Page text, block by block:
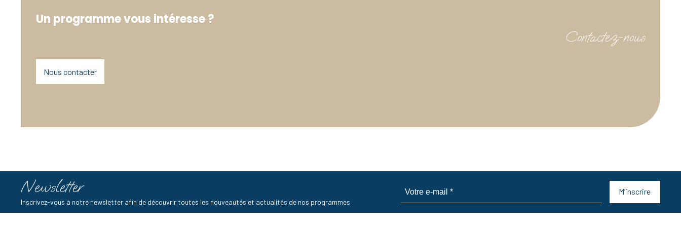
Un programme vous intéresse ?
Contactez-nous
Nous contacter
Newsletter
Inscrivez-vous à notre newsletter afin de découvrir toutes les nouveautés et actualités de nos programmes
M’inscrire